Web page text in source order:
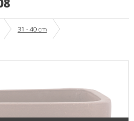
31 - 40 cm